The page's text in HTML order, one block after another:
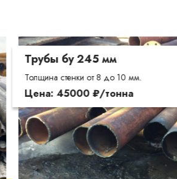
мм
8 до 10 мм.
тонна